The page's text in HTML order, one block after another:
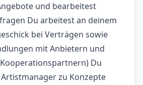
und bearbeitest
Du arbeitest an deinem
bei Verträgen sowie
mit Anbietern und
Du
zu Konzepte